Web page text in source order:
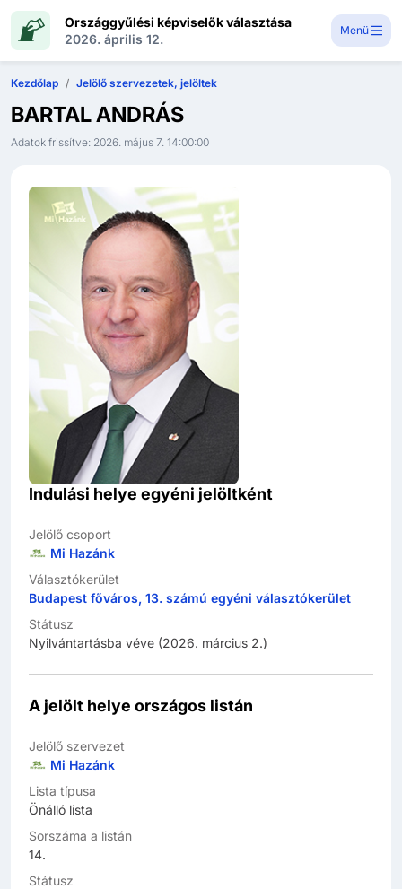
Országgyűlési képviselők választása
2026. április 12.
Menü
Kezdőlap Jelölő szervezetek, jelöltek
BARTAL ANDRÁS
Adatok frissítve: 2026. május 7. 14:00:00
Indulási helye egyéni jelöltként
Jelölő csoport
Mi Hazánk
Választókerület
Budapest főváros, 13. számú egyéni választókerület
Státusz
Nyilvántartásba véve (2026. március 2.)
A jelölt helye országos listán
Jelölő szervezet
Mi Hazánk
Lista típusa
Önálló lista
Sorszáma a listán
14.
Státusz